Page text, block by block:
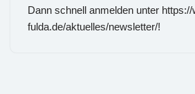
Dann schnell anmelden unter
fulda.de/aktuelles/newsletter/!